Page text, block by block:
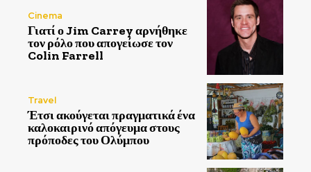
Cinema
Γιατί ο Jim Carrey αρνήθηκε
τον ρόλο που απογείωσε τον
Colin Farrell
Travel
Έτσι ακούγεται πραγματικά ένα
καλοκαιρινό απόγευμα στους
πρόποδες του Ολύμπου